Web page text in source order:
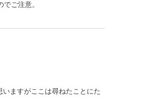
ご注意。
ますがここは尋ねたことにた